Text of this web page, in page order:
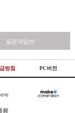
질문과답변
방침 PC버전
왕